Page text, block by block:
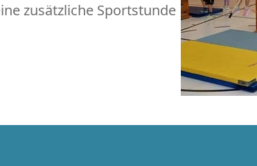
zusätzliche Sportstunde